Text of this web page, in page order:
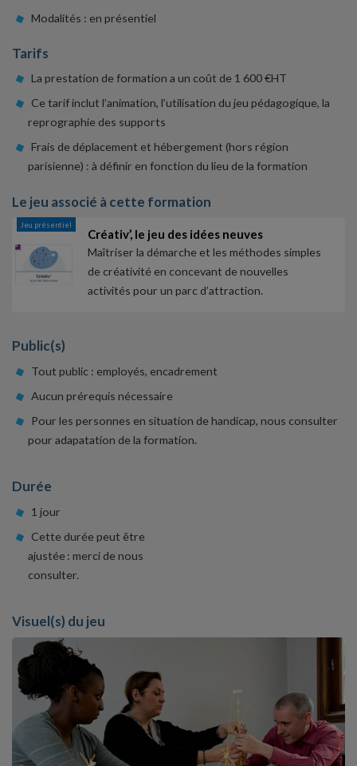
Modalités : en présentiel
Tarifs
La prestation de formation a un coût de 1 600 €HT
Ce tarif inclut l’animation, l’utilisation du jeu pédagogique, la
reprographie des supports
Frais de déplacement et hébergement (hors région
parisienne) : à définir en fonction du lieu de la formation
Le jeu associé à cette formation
Jeu présentiel
Créativ’, le jeu des idées neuves
Maîtriser la démarche et les méthodes simples
de créativité en concevant de nouvelles
activités pour un parc d’attraction.
Public(s)
Tout public : employés, encadrement
Aucun prérequis nécessaire
Pour les personnes en situation de handicap, nous consulter
pour adapatation de la formation.
Durée
1 jour
Cette durée peut être
ajustée : merci de nous
consulter.
Visuel(s) du jeu